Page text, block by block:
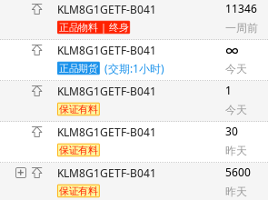
KLM8G1GETF-B041
11346
一周前
KLM8G1GETF-B041
(交期:1小时)
∞
今天
KLM8G1GETF-B041
1
今天
KLM8G1GETF-B041
30
昨天
KLM8G1GETF-B041
5600
昨天